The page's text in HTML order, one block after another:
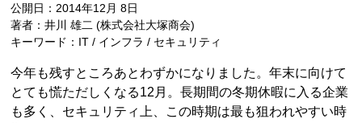
公開日：2014年12月 8日
著者：井川 雄二 (株式会社大塚商会)
キーワード：IT / インフラ / セキュリティ
今年も残すところあとわずかになりました。年末に向けて
とても慌ただしくなる12月。長期間の冬期休暇に入る企業
も多く、セキュリティ上、この時期は最も狙われやすい時